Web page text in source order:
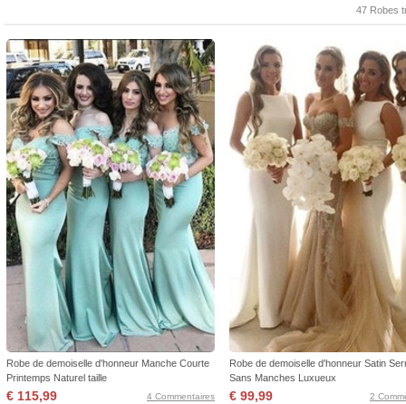
47 Robes
Robe de demoiselle d'honneur Manche Courte
Printemps Naturel taille
€ 115,99 4 Commentaires
Robe de demoiselle d'honneur Satin
Sans Manches Luxueux
€ 99,99 2